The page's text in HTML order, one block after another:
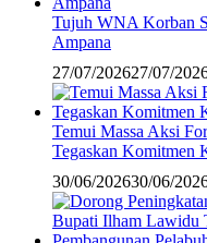
Tujuh WNA Korban
Ampana
27/07/202627/07/
Temui Massa Aksi
Tegaskan Komitmen
30/06/202630/06/